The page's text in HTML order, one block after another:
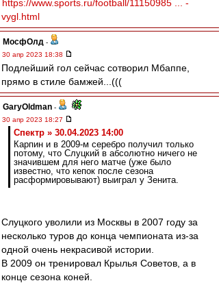
https://www.sports.ru/football/11150985 ... -
vygl.html
МосфОлд -
30 апр 2023 18:38
Подлейший гол сейчас сотворил Мбаппе,
прямо в стиле бамжей...(((
GaryOldman -
30 апр 2023 18:27
Спектр » 30.04.2023 14:00
Карпин и в 2009-м серебро получил только
потому, что Слуцкий в абсолютно ничего не
значившем для него матче (уже было
известно, что кепок после сезона
расформировывают) выиграл у Зенита.
Слуцкого уволили из Москвы в 2007 году за
несколько туров до конца чемпионата из-за
одной очень некрасивой истории.
В 2009 он тренировал Крылья Советов, а в
конце сезона коней.